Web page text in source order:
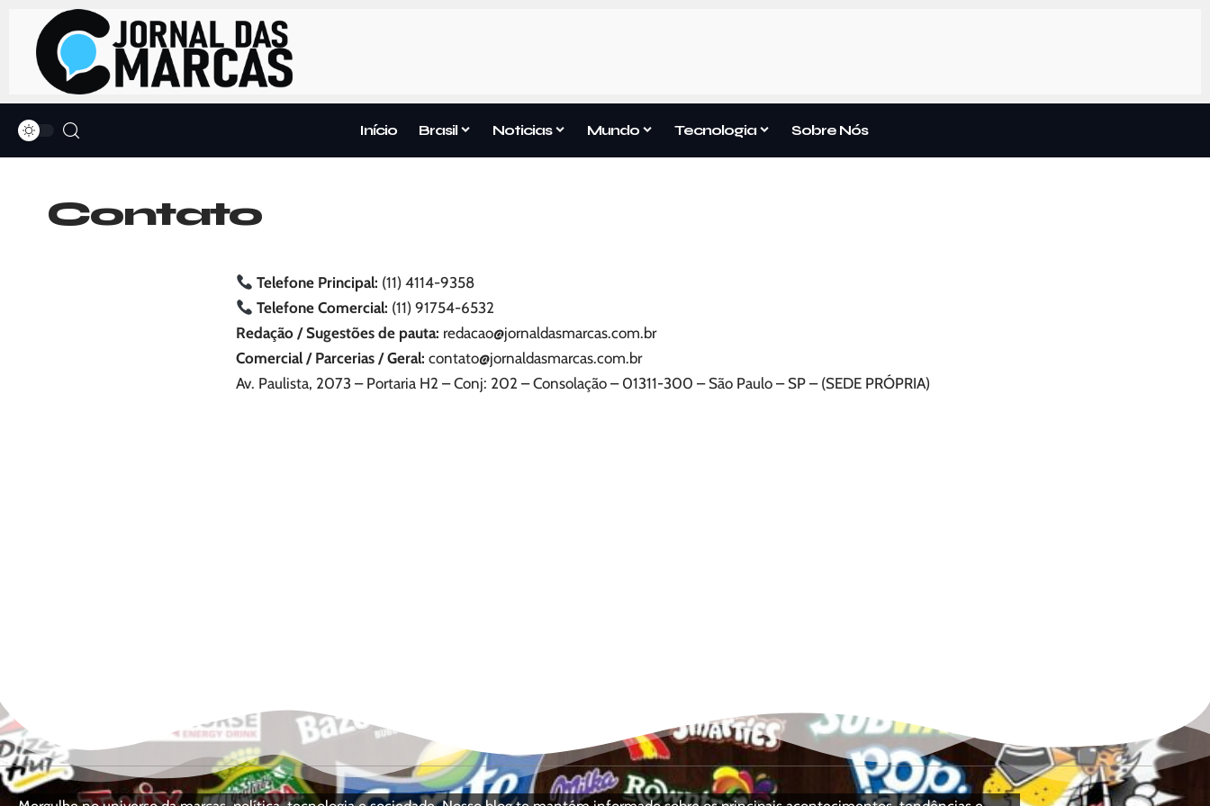
Início Brasil Noticias Mundo Tecnologia Sobre Nós
Contato
Telefone Principal: (11) 4114-9358
Telefone Comercial: (11) 91754-6532
Redação / Sugestões de pauta: redacao@jornaldasmarcas.com.br
Comercial / Parcerias / Geral: contato@jornaldasmarcas.com.br
Av. Paulista, 2073 – Portaria H2 – Conj: 202 – Consolação – 01311-300 – São Paulo – SP – (SEDE PRÓPRIA)